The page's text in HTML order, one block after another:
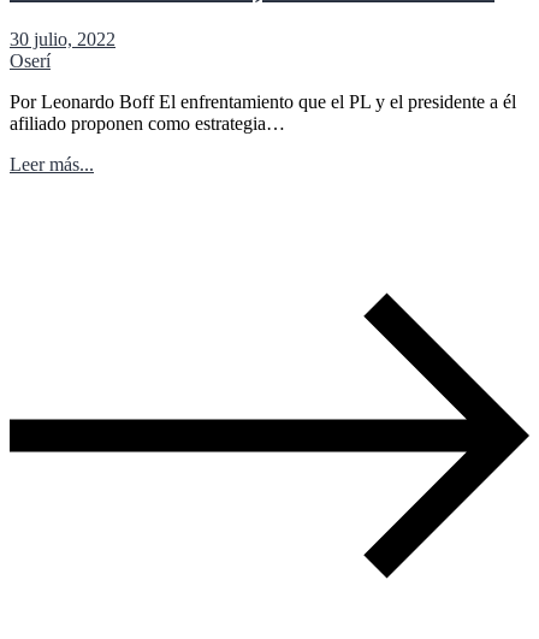
30 julio, 2022
Oserí
Por Leonardo Boff El enfrentamiento que el PL y el presidente a él
afiliado proponen como estrategia…
Leer más...